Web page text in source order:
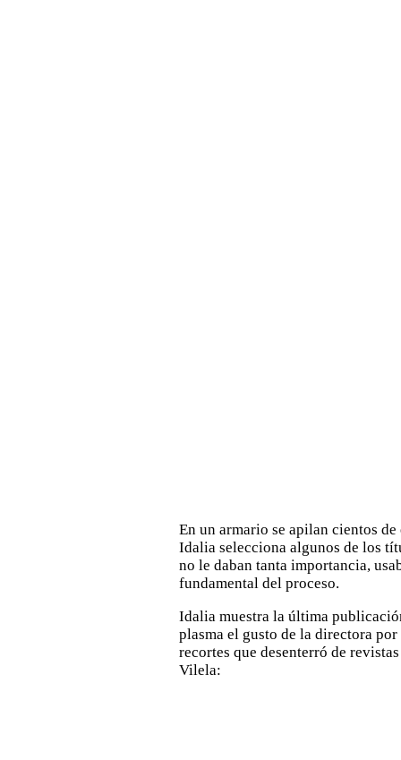
En un armario se apilan cientos
Idalia selecciona algunos de los
no le daban tanta importancia,
fundamental del proceso.
Idalia muestra la última
plasma el gusto de la directora
recortes que desenterró de
Vilela: